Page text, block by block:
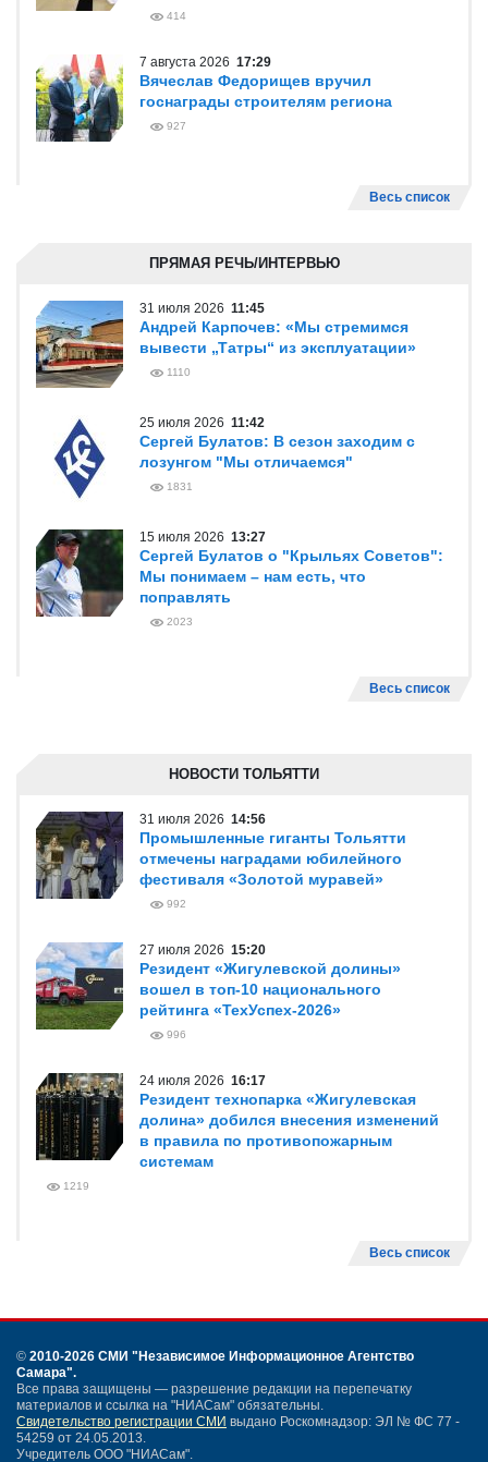
414
7 августа 2026 17:29
Вячеслав Федорищев вручил
госнаграды строителям региона
927
Весь список
ПРЯМАЯ РЕЧЬ/ИНТЕРВЬЮ
31 июля 2026 11:45
Андрей Карпочев: «Мы стремимся
вывести „Татры“ из эксплуатации»
1110
25 июля 2026 11:42
Сергей Булатов: В сезон заходим с
лозунгом "Мы отличаемся"
1831
15 июля 2026 13:27
Сергей Булатов о "Крыльях Советов":
Мы понимаем – нам есть, что
поправлять
2023
Весь список
НОВОСТИ ТОЛЬЯТТИ
31 июля 2026 14:56
Промышленные гиганты Тольятти
отмечены наградами юбилейного
фестиваля «Золотой муравей»
992
27 июля 2026 15:20
Резидент «Жигулевской долины»
вошел в топ-10 национального
рейтинга «ТехУспех-2026»
996
24 июля 2026 16:17
Резидент технопарка «Жигулевская
долина» добился внесения изменений
в правила по противопожарным
системам
1219
Весь список
© 2010-2026 СМИ "Независимое Информационное Агентство
Самара".
Все права защищены — разрешение редакции на перепечатку
материалов и ссылка на "НИАСам" обязательны.
Свидетельство регистрации СМИ выдано Роскомнадзор: ЭЛ № ФС 77 -
54259 от 24.05.2013.
Учредитель ООО "НИАСам".